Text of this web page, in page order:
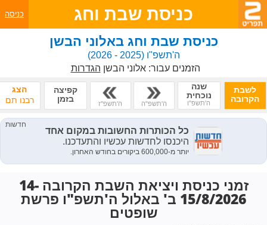
כניסת שבת וחג כניסה
כניסת שבת וחג באלוני הבשן
ה'תשפ"ו(2025 - 2026)
הזמנים עבור:אלוני הבשן הגדרות
לשבת
הקרובה
שנה
נוכחית
ה'תשפ"ו ה'תשפ"ה ה'תשפ"ז
קפיצה
בזמן
הצג
רבנו תם
זמני כניסת ויציאת השבת הקרובה 14-
15/8/2026 ב' באלול ה'תשפ"ו פרשת
שופטים